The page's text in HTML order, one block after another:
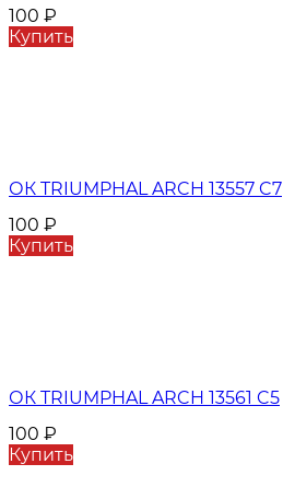
100 ₽
Купить
ОК TRIUMPHAL ARCH 13557 C7
100 ₽
Купить
ОК TRIUMPHAL ARCH 13561 C5
100 ₽
Купить